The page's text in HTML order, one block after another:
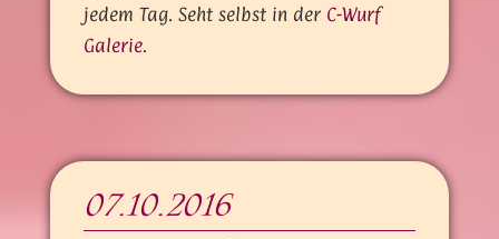
jedem Tag. Seht selbst in der C-Wurf
Galerie.
07.10.2016